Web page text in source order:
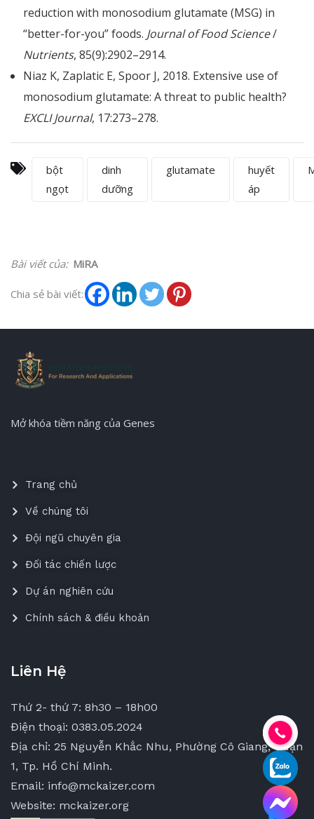
reduction with monosodium glutamate (MSG) in
“better-for-you” foods. Journal of Food Science/
Nutrients, 85(9):2902–2914.
Niaz K, Zaplatic E, Spoor J, 2018. Extensive use of
monosodium glutamate: A threat to public health?
EXCLI Journal, 17:273–278.
bột
ngọt
dinh
dưỡng
glutamate
huyết
áp
Bài viết của: MiRA
Chia sẻ bài viết:
Mở khóa tiềm năng của Genes
Trang chủ
Về chúng tôi
Đội ngũ chuyên gia
Đối tác chiến lược
Dự án nghiên cứu
Chính sách & điều khoản
Liên Hệ
Thứ 2- thứ 7: 8h30 – 18h00
Điện thoại: 0383.05.2024
Địa chỉ: 25 Nguyễn Khắc Nhu, Phường Cô Giang, Quận
1, Tp. Hồ Chí Minh.
Email: info@mckaizer.com
Website: mckaizer.org